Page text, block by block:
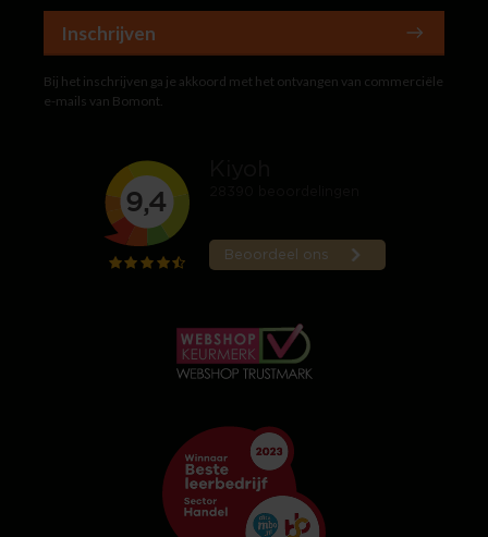
Inschrijven
Bij het inschrijven ga je akkoord met het ontvangen van commerciële
e-mails van Bomont.